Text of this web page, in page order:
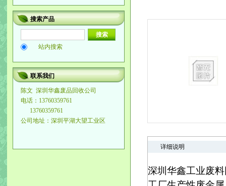
搜索产品
站内搜索
联系我们
陈文 深圳华鑫废品回收公司
电话：13760359761
13760359761
公司地址：深圳平湖大望工业区
详细说明
深圳华鑫工业废